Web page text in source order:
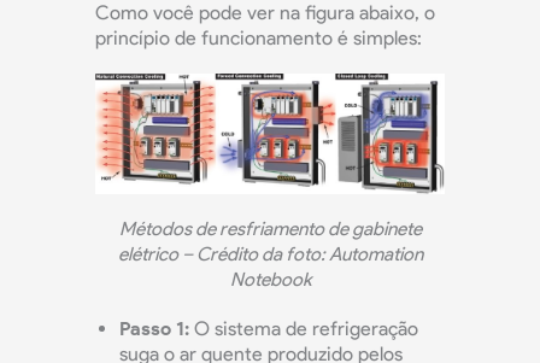
Como você pode ver na figura abaixo, o
princípio de funcionamento é simples:
Métodos de resfriamento de gabinete
elétrico – Crédito da foto: Automation
Notebook
Passo 1: O sistema de refrigeração
suga o ar quente produzido pelos